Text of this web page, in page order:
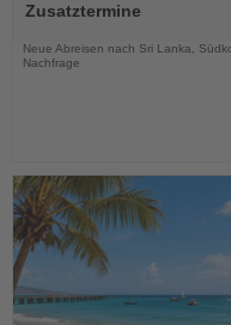
die
Zusatztermine
Neue Abreisen nach Sri Lanka,
Nachfrage